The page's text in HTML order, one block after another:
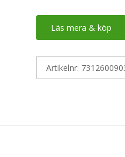
Läs mera & köp
Artikelnr: